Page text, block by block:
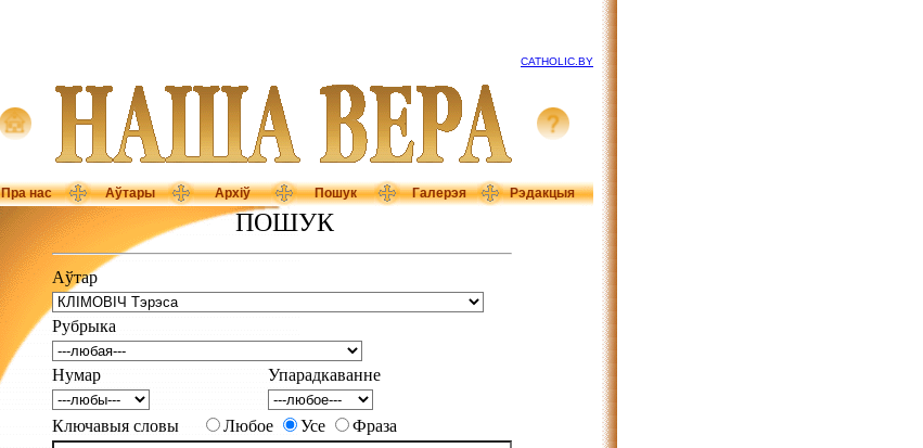
CATHOLIC.BY
Пра нас Аўтары Архіў Пошук Галерэя Рэдакцыя
ПОШУК
Аўтар
Рубрыка
Нумар Упарадкаванне
Ключавыя словы Любое Усе Фраза